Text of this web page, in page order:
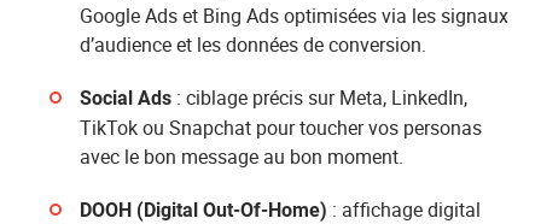
Google Ads et Bing Ads optimisées via les signaux
d’audience et les données de conversion.
Social Ads : ciblage précis sur Meta, LinkedIn,
TikTok ou Snapchat pour toucher vos personas
avec le bon message au bon moment.
DOOH (Digital Out-Of-Home) : affichage digital